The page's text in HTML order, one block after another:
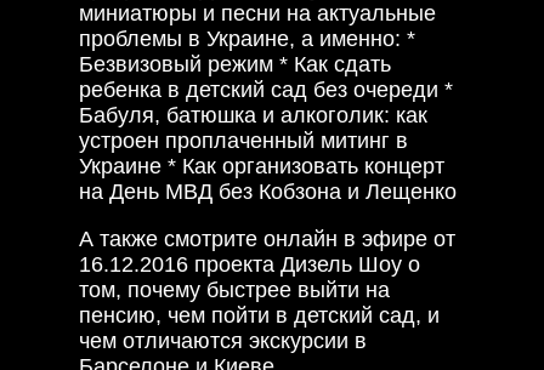
миниатюры и песни на актуальные
проблемы в Украине, а именно: *
Безвизовый режим * Как сдать
ребенка в детский сад без очереди *
Бабуля, батюшка и алкоголик: как
устроен проплаченный митинг в
Украине * Как организовать концерт
на День МВД без Кобзона и Лещенко
А также смотрите онлайн в эфире от
16.12.2016 проекта Дизель Шоу о
том, почему быстрее выйти на
пенсию, чем пойти в детский сад, и
чем отличаются экскурсии в